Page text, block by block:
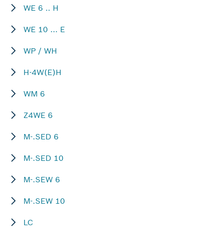
WE 6 .. H
WE 10 ... E
WP / WH
H-4W(E)H
WM 6
Z4WE 6
M-.SED 6
M-.SED 10
M-.SEW 6
M-.SEW 10
LC